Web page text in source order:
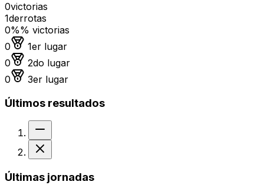
0victorias
1derrotas
0%% victorias
0
Medalla de oro
1er lugar
0
Medalla de plata
2do lugar
0
Medalla de bronce
3er lugar
Últimos resultados
Últimas jornadas